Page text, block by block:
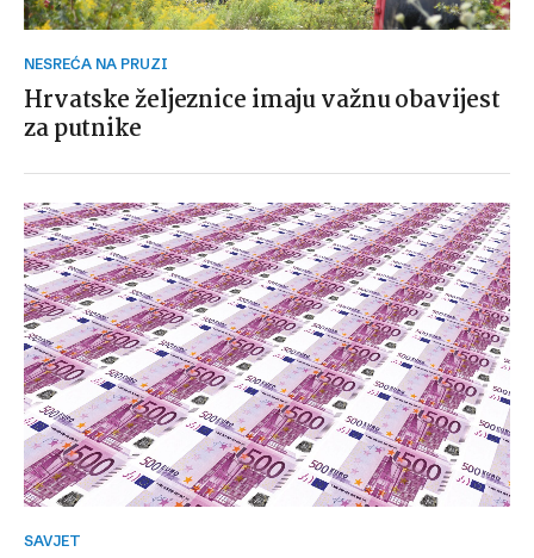
NESREĆA NA PRUZI
Hrvatske željeznice imaju važnu obavijest
za putnike
SAVJET